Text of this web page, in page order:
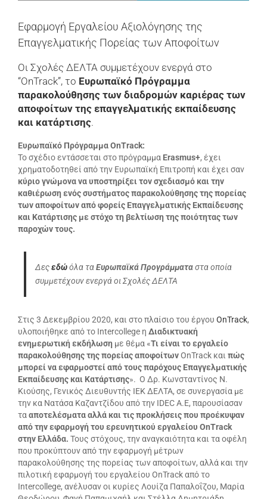
Εφαρμογή Εργαλείου Αξιολόγησης της
Επαγγελματικής Πορείας των Αποφοίτων
Οι Σχολές ΔΕΛΤΑ συμμετέχουν ενεργά στο
“OnTrack”, το Ευρωπαϊκό Πρόγραμμα
παρακολούθησης των διαδρομών καριέρας των
αποφοίτων της επαγγελματικής εκπαίδευσης
και κατάρτισης.
Ευρωπαϊκό Πρόγραμμα OnTrack:
Το σχέδιοεντάσσεται στο πρόγραµµα Erasmus+, έχει
χρηματοδοτηθεί από την Ευρωπαϊκή Επιτροπή και έχει σαν
κύριο γνώμονανα υποστηρίξει τον σχεδιασµό και την
καθιέρωση ενός συστήµατος παρακολούθησης της πορείας
των αποφοίτων από φορείς Επαγγελµατικής Εκπαίδευσης
και Κατάρτισης με στόχο τη βελτίωση της ποιότητας των
παροχών τους.
Δεςεδώόλα ταΕυρωπαϊκά Προγράμματαστα οποία
συμμετέχουν ενεργά οι Σχολές ΔΕΛΤΑ
Στις 3 Δεκεμβρίου 2020, και στο πλαίσιο του έργου OnTrack,
υλοποιήθηκε από το Intercollege η Διαδικτυακή
ενηµερωτική εκδήλωση µε θέμα «Τι είναι τοεργαλείο
παρακολούθησης της πορείας αποφοίτωνOnTrack και πώς
µπορεί να εφαρµοστεί από τους παρόχους Επαγγελµατικής
Εκπαίδευσης και Κατάρτισης». Ο Δρ. Κωνσταντίνος Ν.
Κιούσης, Γενικός Διευθυντής ΙΕΚ ΔΕΛΤΑ, σε συνεργασία με
την κα Νατάσα Καζαντζίδου από την IDEC A.E, παρουσίασαν
τα αποτελέσµατα αλλά και τις προκλήσεις που προέκυψαν
από την εφαρµογή του ερευνητικού εργαλείου OnTrack
στην Ελλάδα. Τους στόχους, την αναγκαιότητα και τα οφέλη
που προκύπτουν από την εφαρµογή µέτρων
παρακολούθησης της πορείας των αποφοίτων, αλλά και την
πιλοτική εφαρµογή του εργαλείου OnTrack από το
Intercollege, ανέλυσαν οι κυρίες Λουίζα Παπαλοΐζου, Μαρία